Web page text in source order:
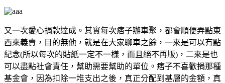
又一次愛心捐款達成。其實每次痞子辦車聚，都會順便弄點東
西來義賣，目的無他，就是在大家聊車之餘，一來是可以有點
紀念(所以每次的貼紙一定不一樣，而且絕不再版)，二來是也
可以盡點社會責任，幫助需要幫助的單位。痞子不喜歡捐那種
基金會，因為扣除一堆支出之後，真正分配到基層的金額，真